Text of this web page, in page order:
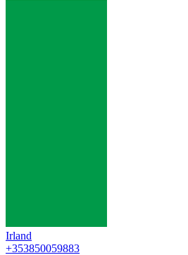
Irland
+353850059883